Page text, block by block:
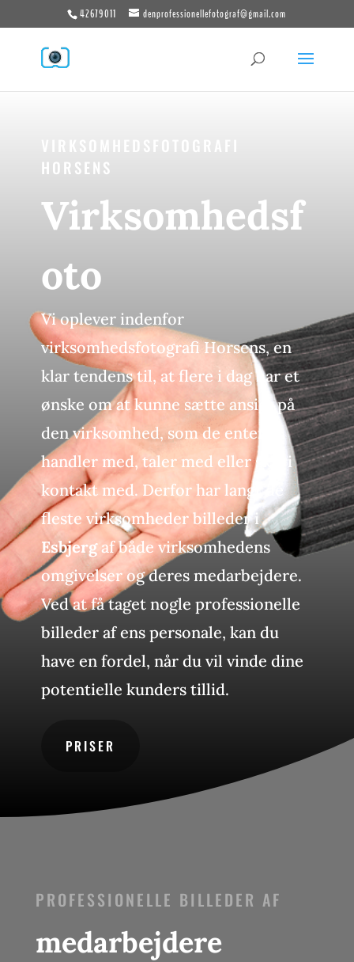
42679011 denprofessionellefotograf@gmail.com
HORSENS
Virksomhedsf
oto
Vi oplever indenfor
virksomhedsfotografi Horsens, en
klar tendens til, at flere i dag har et
ønske om at kunne sætte ansigt på
den virksomhed, som de enten
handler med, taler med eller skal i
kontakt med. Derfor har langt de
fleste virksomheder billeder i
Esbjergaf både virksomhedens
omgivelser og deres medarbejdere.
Ved at få taget nogle professionelle
billeder af ens personale, kan du
have en fordel, når du vil vinde dine
potentielle kunders tillid.
PRISER
PROFESSIONELLE BILLEDER AF
medarbejdere